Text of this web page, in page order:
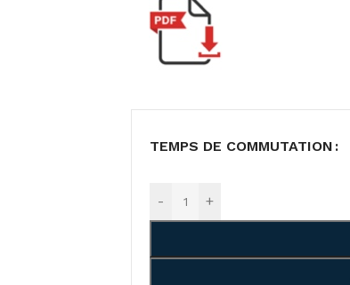
TEMPS DE COMMUTATION
- +